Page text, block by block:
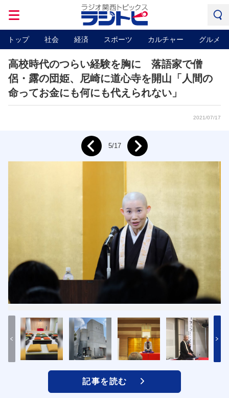
トップ 社会 経済 スポーツ カルチャー グルメ
高校時代のつらい経験を胸に 落語家で僧
侶・露の団姫、尼崎に道心寺を開山「人間の
命ってお金にも何にも代えられない」
2021/07/17
5/17
記事を読む